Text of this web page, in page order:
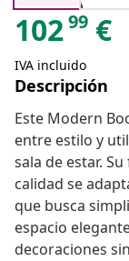
10299 €
IVA incluido
Descripción
Este Modern
entre estilo y
sala de estar.
calidad se
que busca
espacio
decoraciones